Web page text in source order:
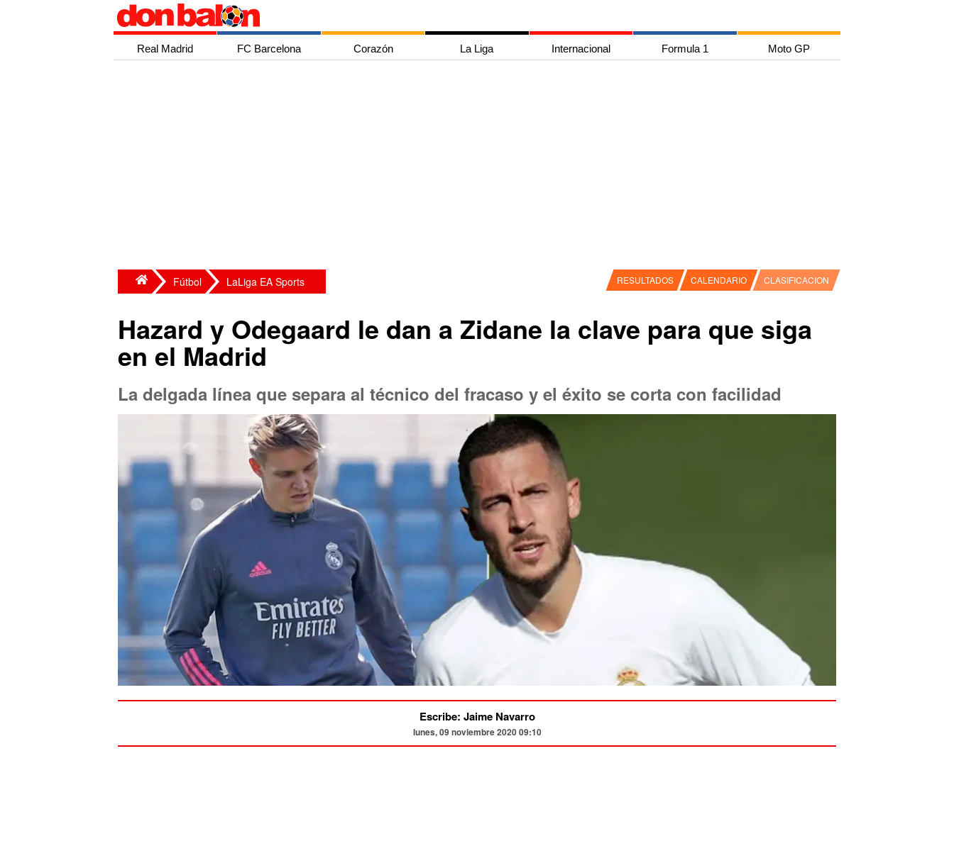
Real Madrid FC Barcelona Corazón La Liga Internacional Formula 1 Moto GP
Fútbol LaLiga EA Sports RESULTADOS CALENDARIO CLASIFICACION
Hazard y Odegaard le dan a Zidane la clave para que siga
en el Madrid
La delgada línea que separa al técnico del fracaso y el éxito se corta con facilidad
Escribe: Jaime Navarro
lunes, 09 noviembre 2020 09:10